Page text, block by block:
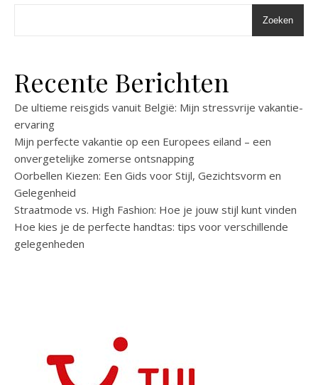
Zoeken
Recente Berichten
De ultieme reisgids vanuit België: Mijn stressvrije vakantie-
ervaring
Mijn perfecte vakantie op een Europees eiland – een
onvergetelijke zomerse ontsnapping
Oorbellen Kiezen: Een Gids voor Stijl, Gezichtsvorm en
Gelegenheid
Straatmode vs. High Fashion: Hoe je jouw stijl kunt vinden
Hoe kies je de perfecte handtas: tips voor verschillende
gelegenheden